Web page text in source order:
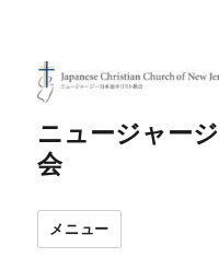
ニュージャー
会
メニュー